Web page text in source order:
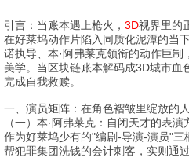
引言：当账本遇上枪火， 3D视界里的
在好莱坞动作片陷入同质化泥潭的当
诺执导、本·阿弗莱克领衔的动作巨
美学。当区块链账本解码成3D城市
完成自我救赎。
一、演员矩阵：在角色褶皱里绽放的
（一）本·阿弗莱克：自闭天才的表演
作为好莱坞少有的"编剧-导演-演员"三
帮犯罪集团洗钱的会计刺客，实则通